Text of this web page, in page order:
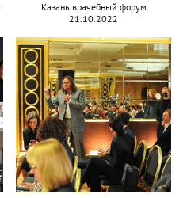
Казань врачебный форум
21.10.2022